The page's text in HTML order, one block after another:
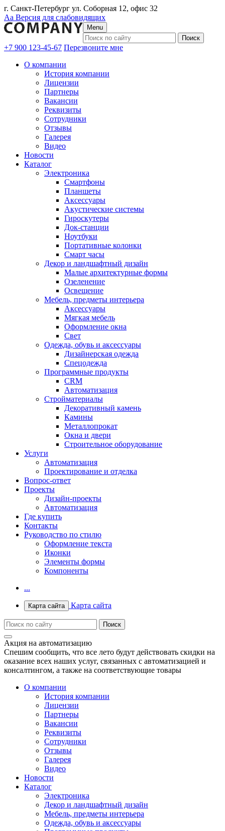
г. Санкт-Петербург ул. Соборная 12, офис 32
Аа Версия для слабовидящих
Menu
+7 900 123-45-67 Перезвоните мне
О компании
История компании
Лицензии
Партнеры
Вакансии
Реквизиты
Сотрудники
Отзывы
Галерея
Видео
Новости
Каталог
Электроника
Смартфоны
Планшеты
Аксессуары
Акустические системы
Гироскутеры
Док-станции
Ноутбуки
Портативные колонки
Смарт часы
Декор и ландшафтный дизайн
Малые архитектурные формы
Озеленение
Освещение
Мебель, предметы интерьера
Аксессуары
Мягкая мебель
Оформление окна
Свет
Одежда, обувь и аксессуары
Дизайнерская одежда
Спецодежда
Программные продукты
CRM
Автоматизация
Стройматериалы
Декоративный камень
Камины
Металлопрокат
Окна и двери
Строительное оборудование
Услуги
Автоматизация
Проектирование и отделка
Вопрос-ответ
Проекты
Дизайн-проекты
Автоматизация
Где купить
Контакты
Руководство по стилю
Оформление текста
Иконки
Элементы формы
Компоненты
...
Карта сайта Карта сайта
Акция на автоматизацию
Спешим сообщить, что все лето будут действовать скидки на
оказание всех наших услуг, связанных с автоматизацией и
консалтингом, а также на соответствующие товары
О компании
История компании
Лицензии
Партнеры
Вакансии
Реквизиты
Сотрудники
Отзывы
Галерея
Видео
Новости
Каталог
Электроника
Декор и ландшафтный дизайн
Мебель, предметы интерьера
Одежда, обувь и аксессуары